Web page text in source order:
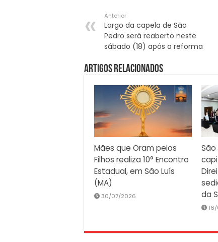
Anterior
Largo da capela de São
Pedro será reaberto neste
sábado (18) após a reforma
Artigos Relacionados
Mães que Oram pelos
Filhos realiza 10° Encontro
Estadual, em São Luís
(MA)
30/07/2026
São
da